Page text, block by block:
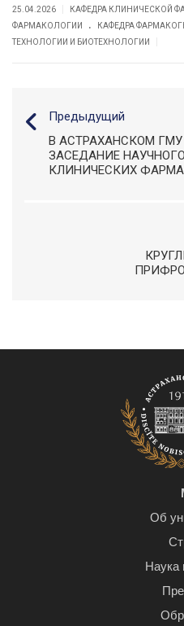
25.04.2026 КАФЕДРА КЛИНИЧЕСКОЙ
ФАРМАКOЛОГИИ
.
КАФЕДРА
ТЕХНОЛОГИИ И БИОТЕХНОЛОГИИ
Предыдущий
В АСТРАХАНСКОМ
ЗАСЕДАНИЕ
КЛИНИЧЕСКИХ
Об
Наука